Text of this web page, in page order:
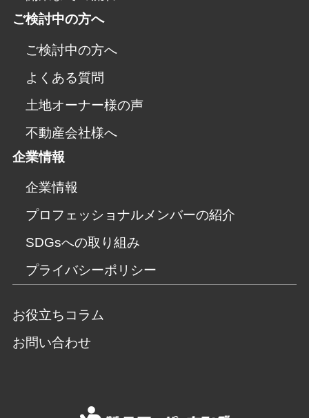
ご検討中の方へ
ご検討中の方へ
よくある質問
土地オーナー様の声
不動産会社様へ
企業情報
企業情報
プロフェッショナルメンバーの紹介
SDGsへの取り組み
プライバシーポリシー
お役立ちコラム
お問い合わせ